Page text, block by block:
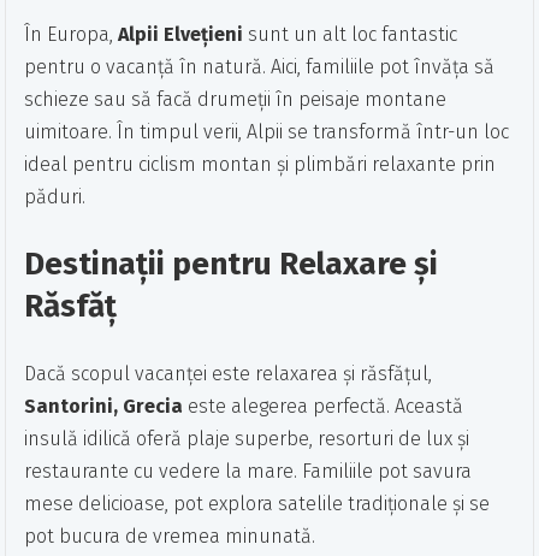
În Europa,Alpii Elvețieni sunt un alt loc fantastic
pentru o vacanță în natură. Aici, familiile pot învăța să
schieze sau să facă drumeții în peisaje montane
uimitoare. În timpul verii, Alpii se transformă într-un loc
ideal pentru ciclism montan și plimbări relaxante prin
păduri.
Destinații pentru Relaxare și
Răsfăț
Dacă scopul vacanței este relaxarea și răsfățul,
Santorini, Grecia este alegerea perfectă. Această
insulă idilică oferă plaje superbe, resorturi de lux și
restaurante cu vedere la mare. Familiile pot savura
mese delicioase, pot explora satelile tradiționale și se
pot bucura de vremea minunată.